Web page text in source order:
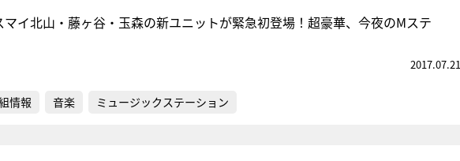
マイ北山・藤ヶ谷・玉森の新ユニットが緊急初登場！超豪華、今夜のMステ
2017.07.21
情報 音楽 ミュージックステーション